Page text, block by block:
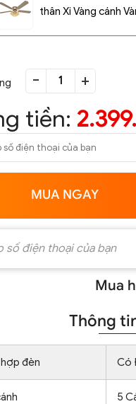
thân Xi Vàng cánh
- +
tiền:
MUA NGAY
Mua
Thông
hợp đèn Có
5